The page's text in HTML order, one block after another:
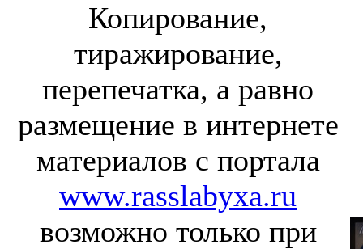
Копирование,
тиражирование,
перепечатка, а равно
размещение в интернете
материалов с портала
www.rasslabyxa.ru
возможно только при